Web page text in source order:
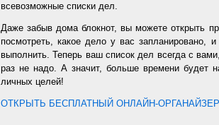
всевозможные списки дел.
Даже забыв дома блокнот, вы можете открыть
посмотреть, какое дело у вас запланировано,
выполнить. Теперь ваш список дел всегда с
раз не надо. А значит, больше времени будет
личных целей!
ОТКРЫТЬ БЕСПЛАТНЫЙ ОНЛАЙН-